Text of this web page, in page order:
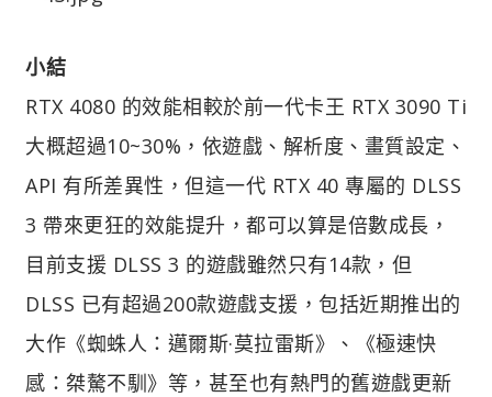
小結
RTX 4080 的效能相較於前一代卡王 RTX 3090 Ti
大概超過10~30%，依遊戲、解析度、畫質設定、
API 有所差異性，但這一代 RTX 40 專屬的 DLSS
3 帶來更狂的效能提升，都可以算是倍數成長，
目前支援 DLSS 3 的遊戲雖然只有14款，但
DLSS 已有超過200款遊戲支援，包括近期推出的
大作《蜘蛛人：邁爾斯·莫拉雷斯》、《極速快
感：桀驁不馴》等，甚至也有熱門的舊遊戲更新